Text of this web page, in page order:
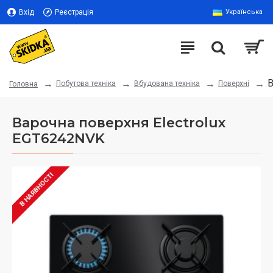
Вхід Реєстрація Українська
Головна Побутова техніка Вбудована техніка Поверхні
Варочна поверхня Electrolux
EGT6242NVK
В НАЯВНОСТІ